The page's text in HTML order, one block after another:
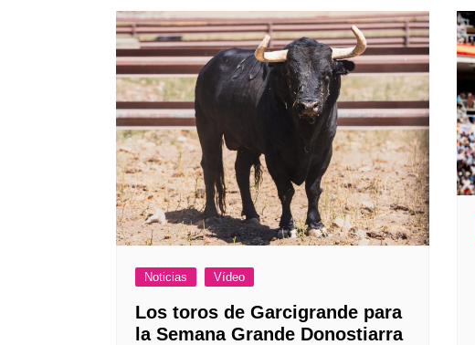
entradas
Noticias Vídeo
Los toros de Garcigrande para
la Semana Grande Donostiarra